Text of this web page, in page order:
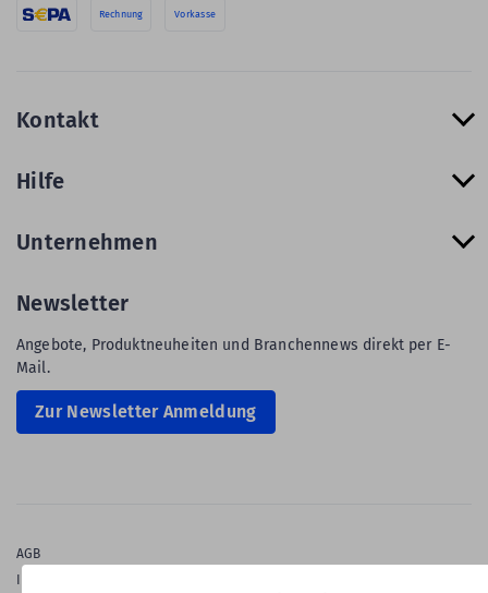
Rechnung Vorkasse
Kontakt
Hilfe
Unternehmen
Newsletter
Angebote, Produktneuheiten und Branchennews direkt per E-
Mail.
Zur Newsletter Anmeldung
AGB